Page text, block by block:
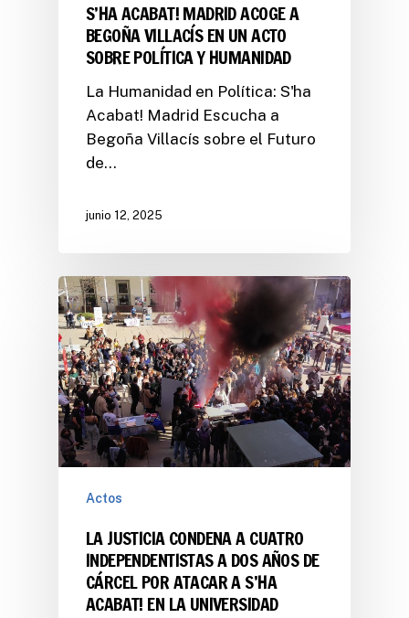
S’HA ACABAT! MADRID ACOGE A
BEGOÑA VILLACÍS EN UN ACTO
SOBRE POLÍTICA Y HUMANIDAD
La Humanidad en Política: S'ha
Acabat! Madrid Escucha a
Begoña Villacís sobre el Futuro
de…
junio 12, 2025
Actos
LA JUSTICIA CONDENA A CUATRO
INDEPENDENTISTAS A DOS AÑOS DE
CÁRCEL POR ATACAR A S’HA
ACABAT! EN LA UNIVERSIDAD